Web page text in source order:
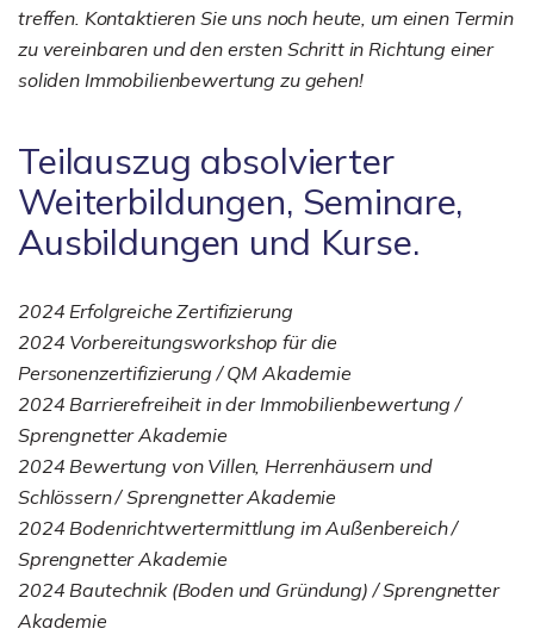
treffen. Kontaktieren Sie uns noch heute, um einen Termin
zu vereinbaren und den ersten Schritt in Richtung einer
soliden Immobilienbewertung zu gehen!
Teilauszug absolvierter
Weiterbildungen, Seminare,
Ausbildungen und Kurse.
2024 Erfolgreiche Zertifizierung
2024 Vorbereitungsworkshop für die
Personenzertifizierung / QM Akademie
2024 Barrierefreiheit in der Immobilienbewertung /
Sprengnetter Akademie
2024 Bewertung von Villen, Herrenhäusern und
Schlössern / Sprengnetter Akademie
2024 Bodenrichtwertermittlung im Außenbereich /
Sprengnetter Akademie
2024 Bautechnik (Boden und Gründung) / Sprengnetter
Akademie